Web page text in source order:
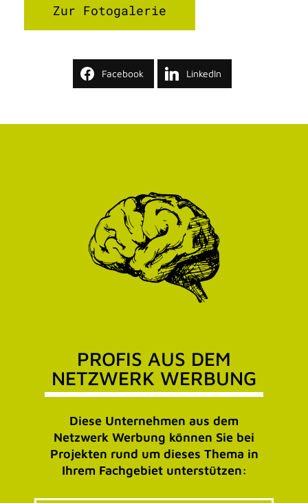
Zur Fotogalerie
Facebook LinkedIn
PROFIS AUS DEM
NETZWERK WERBUNG
Diese Unternehmen aus dem
Netzwerk Werbung können Sie bei
Projekten rund um dieses Thema in
Ihrem Fachgebiet unterstützen: